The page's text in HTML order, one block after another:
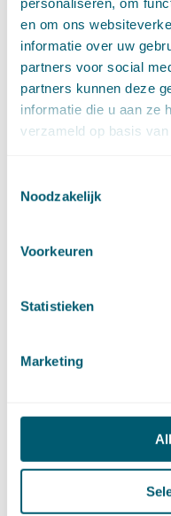
en om ons
informatie over uw
partners voor social
partners kunnen deze
informatie die u aan ze
verzameld op basis
Noodzakelijk
Voorkeuren
Statistieken
Marketing
januari (14)
►
2025 (153)
december (15)
november (15)
oktober (15)
september (8)
augustus (6)
mei (13)
februari (16)
►
2024 (161)
oktober (17)
juli (8)
mei (7)